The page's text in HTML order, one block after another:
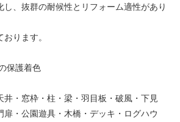
グリーン
し、抜群の耐候性とリフォーム適性があり
ります。
保護着色
井・窓枠・柱・梁・羽目板・破風・下見
扉・公園遊具・木橋・デッキ・ログハウ